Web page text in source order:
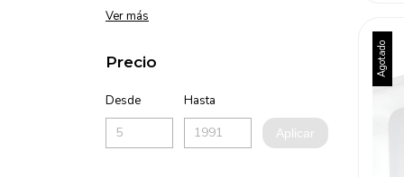
Ver más
Precio
Desde Hasta
Aplicar
Agotado